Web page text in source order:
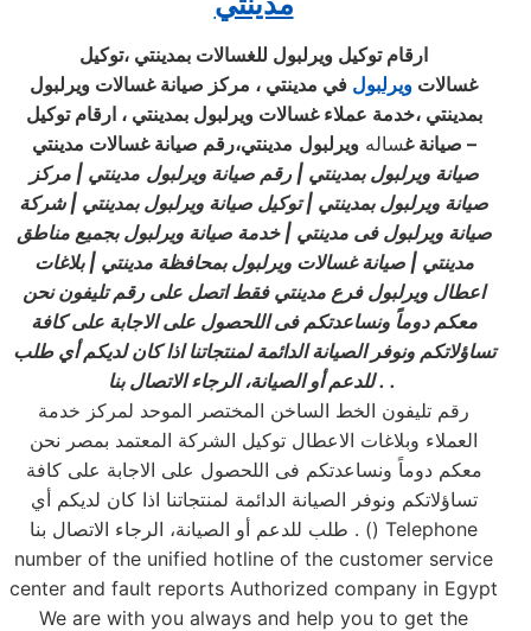
ارقام توكيل ويرلبول للغسالات بمدينتي ،توكيل
غسالات ويرلبول في مدينتي ، مركز صيانة غسالات ويرلبول
بمدينتي ،خدمة عملاء غسالات ويرلبول بمدينتي ، ارقام توكيل
صيانة غسالهويرلبول مدينتي،رقم صيانة غسالات مدينتي
–
صيانة ويرلبول بمدينتي|رقم صيانة ويرلبول مدينتي |مركز
صيانة ويرلبول بمدينتي |توكيل صيانة ويرلبول بمدينتي |شركة
صيانة ويرلبول فى مدينتي|خدمة صيانة ويرلبول بجميع مناطق
مدينتي|صيانة غسالات ويرلبول بمحافظة مدينتي|بلاغات
اعطال ويرلبول فرع مدينتي فقط اتصل على رقم تليفون نحن
معكم دوماً ونساعدتكم فى اللحصول على الاجابة على كافة
تساؤلاتكم ونوفر الصيانة الدائمة لمنتجاتنا اذا كان لديكم أي طلب
للدعم أو الصيانة، الرجاء الاتصال بنا. .
رقم تليفون الخط الساخن المختصر الموحد لمركز خدمة
العملاء وبلاغات الاعطال توكيل الشركة المعتمد بمصر نحن
معكم دوماً ونساعدتكم فى اللحصول على الاجابة على كافة
تساؤلاتكم ونوفر الصيانة الدائمة لمنتجاتنا اذا كان لديكم أي
طلب للدعم أو الصيانة، الرجاء الاتصال بنا . () Telephone
number of the unified hotline of the customer service
center and fault reports Authorized company in Egypt
We are with you always and help you to get the